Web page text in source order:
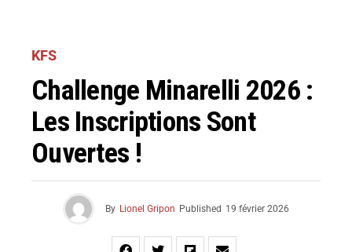
KFS
Challenge Minarelli 2026 :
Les Inscriptions Sont
Ouvertes !
By Lionel Gripon Published 19 février 2026